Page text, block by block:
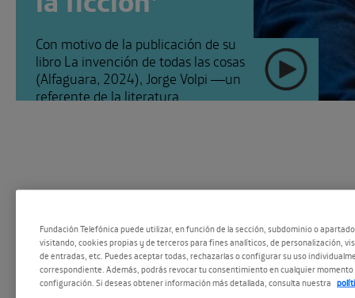
Con motivo de la publicación de su
libro La invención de todas las cosas
(Alfaguara, 2024), Jorge Volpi —un
referente de la literatura
SEGUIR
Fundación Telefónica puede utilizar, en función de la sección, subdominio o
visitando, cookies propias y de terceros para fines analíticos, de personalización,
de entradas, etc. Puedes aceptar todas, rechazarlas o configurar su uso
correspondiente. Además, podrás revocar tu consentimiento en cualquier momento
configuración. Si deseas obtener información más detallada, consulta nuestra